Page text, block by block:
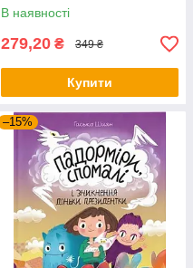
В наявності
279,20 ₴ 349 ₴
Купити
–15%